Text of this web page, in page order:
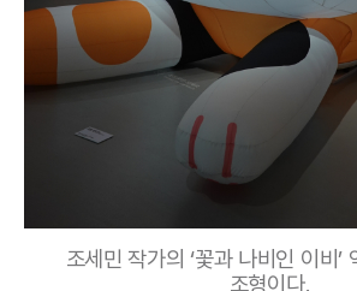
조세민 작가의 ‘꽃과 나비인 이비’
조형이다.